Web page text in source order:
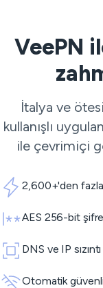
VeePN
İtalya ve
kullanışlı
ile çevrimiçi
2,600+'den
AES 256-bit
DNS ve IP
Otomatik